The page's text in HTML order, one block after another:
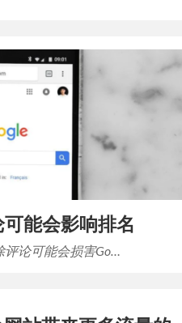
能会影响排名
评论可能会损害Go…